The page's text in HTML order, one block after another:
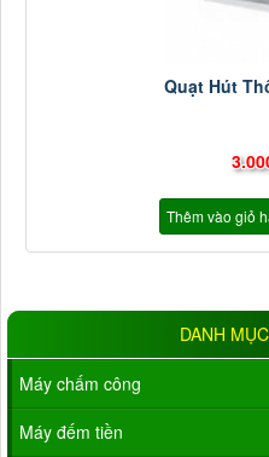
Quạt Hút
Thêm vào giỏ
DANH
Máy chấm công
Máy đếm tiền